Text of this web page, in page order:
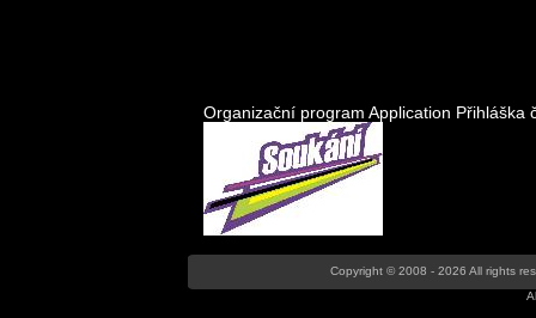
Organizační program Application Přihláška
Copyright © 2008 - 2026 All rights